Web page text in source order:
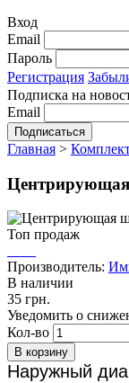
Вход
Email
Пароль
Регистрация
Подписка на
Email
Главная >
Топ продаж
Производитель:
В наличии
35 грн.
Уведомить о
Кол-во
Наружный